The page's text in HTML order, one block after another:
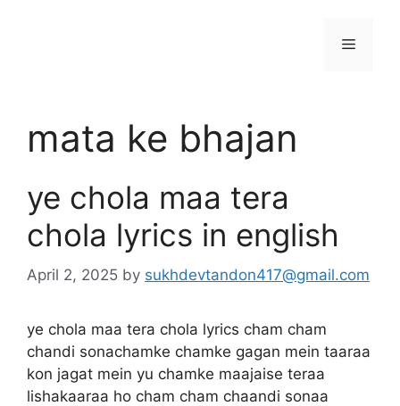
Menu
mata ke bhajan
ye chola maa tera
chola lyrics in english
April 2, 2025 by sukhdevtandon417@gmail.com
ye chola maa tera chola lyrics cham cham
chandi sonachamke chamke gagan mein taaraa
kon jagat mein yu chamke maajaise teraa
lishakaaraa ho cham cham chaandi sonaa